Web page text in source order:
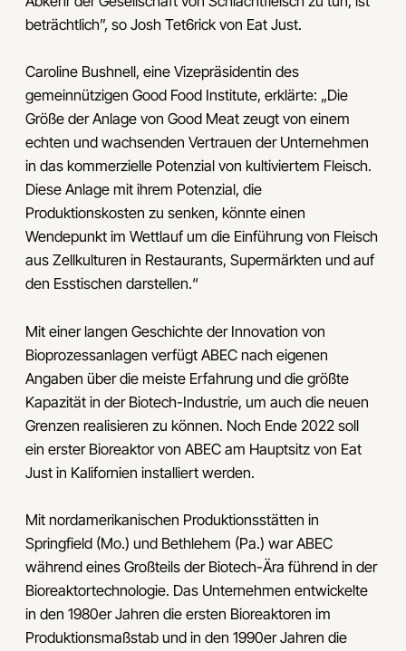
beträchtlich”, so Josh Tet6rick von Eat Just.
Caroline Bushnell, eine Vizepräsidentin des
gemeinnützigen Good Food Institute, erklärte: „Die
Größe der Anlage von Good Meat zeugt von einem
echten und wachsenden Vertrauen der Unternehmen
in das kommerzielle Potenzial von kultiviertem Fleisch.
Diese Anlage mit ihrem Potenzial, die
Produktionskosten zu senken, könnte einen
Wendepunkt im Wettlauf um die Einführung von Fleisch
aus Zellkulturen in Restaurants, Supermärkten und auf
den Esstischen darstellen.“
Mit einer langen Geschichte der Innovation von
Bioprozessanlagen verfügt ABEC nach eigenen
Angaben über die meiste Erfahrung und die größte
Kapazität in der Biotech-Industrie, um auch die neuen
Grenzen realisieren zu können. Noch Ende 2022 soll
ein erster Bioreaktor von ABEC am Hauptsitz von Eat
Just in Kalifornien installiert werden.
Mit nordamerikanischen Produktionsstätten in
Springfield (Mo.) und Bethlehem (Pa.) war ABEC
während eines Großteils der Biotech-Ära führend in der
Bioreaktortechnologie. Das Unternehmen entwickelte
in den 1980er Jahren die ersten Bioreaktoren im
Produktionsmaßstab und in den 1990er Jahren die